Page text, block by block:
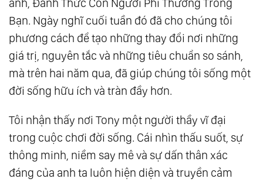
anh, Đánh Thức Con Người Phi Thường Trong
Bạn. Ngày nghĩ cuối tuần đó đã cho chúng tôi
phương cách để tạo những thay đổi nơi những
giá trị, nguyên tắc và những tiêu chuẩn so sánh,
mà trên hai năm qua, đã giúp chúng tôi sống một
đời sống hữu ích và tràn đầy hơn.
Tôi nhận thấy nơi Tony một người thầy vĩ đại
trong cuộc chơi đời sống. Cái nhìn thấu suốt, sự
thông minh, niềm say mê và sự dấn thân xác
đáng của anh ta luôn hiện diện và truyền cảm